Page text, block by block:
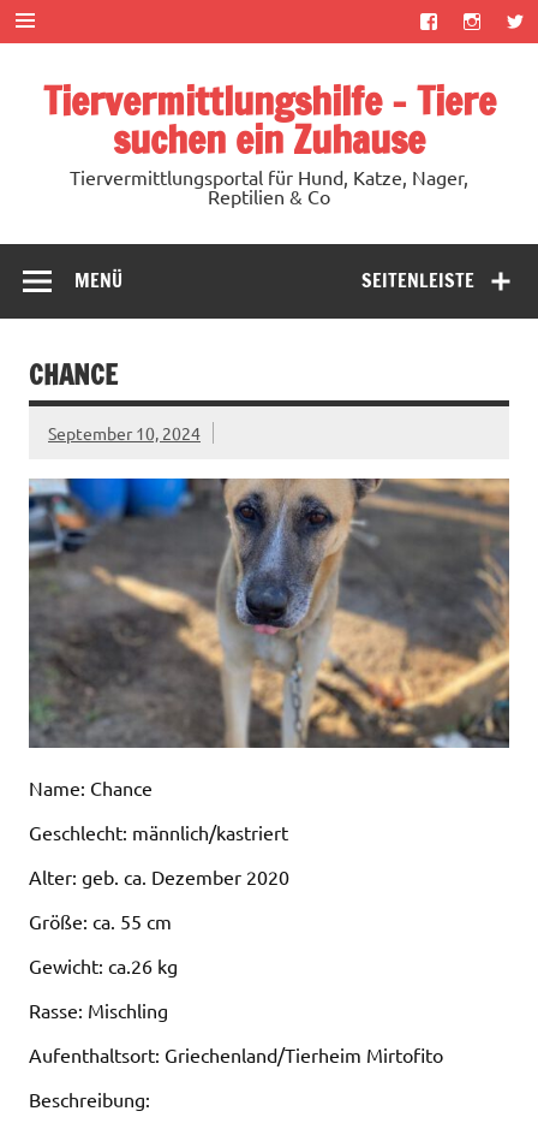
Zum
Inhalt
springen
Tiervermittlungshilfe – Tiere
suchen ein Zuhause
Tiervermittlungsportal für Hund, Katze, Nager,
Reptilien & Co
SEITENLEISTE
MENÜ
CHANCE
September 10, 2024
Name: Chance
Geschlecht: männlich/kastriert
Alter: geb. ca. Dezember 2020
Größe: ca. 55 cm
Gewicht: ca.26 kg
Rasse: Mischling
Aufenthaltsort: Griechenland/Tierheim Mirtofito
Beschreibung: